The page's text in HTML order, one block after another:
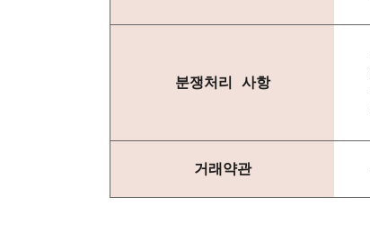
분쟁처리 사항
거래약관